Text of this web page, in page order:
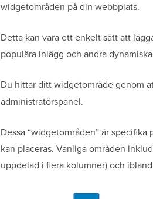
widgetområden på din webbplats.
Detta kan vara ett enkelt sätt att
populära inlägg och andra
Du hittar ditt widgetområde genom
administratörspanel.
Dessa “widgetområden” är
kan placeras. Vanliga områden
uppdelad i flera kolumner) och